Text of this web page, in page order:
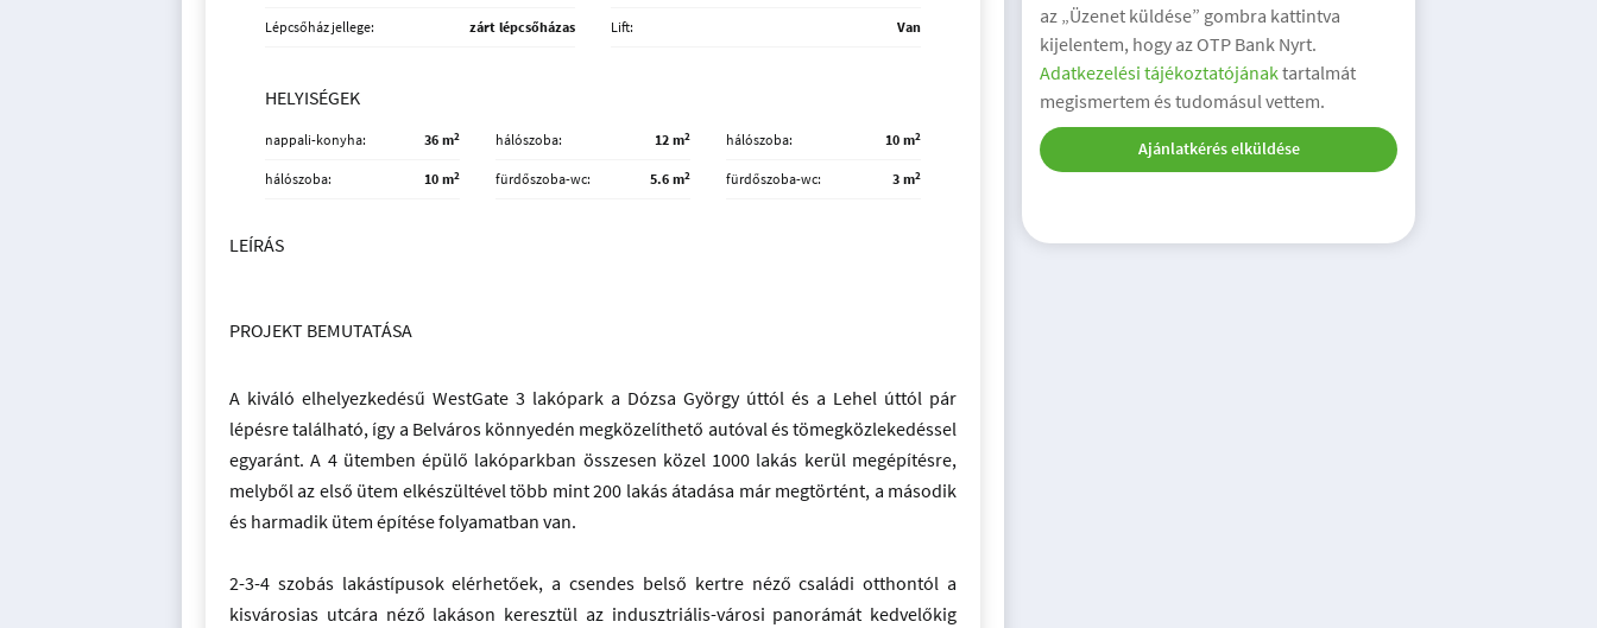
Lépcsőház jellege: zárt lépcsőházas Lift: Van
HELYISÉGEK
nappali-konyha 36 m2 hálószoba 12 m2 hálószoba 10 m2
hálószoba 10 m2 fürdőszoba-wc 5.6 m2 fürdőszoba-wc 3 m2
LEÍRÁS
PROJEKT BEMUTATÁSA
A kiváló elhelyezkedésű WestGate 3 lakópark a Dózsa György úttól és a Lehel úttól pár
lépésre található, így a Belváros könnyedén megközelíthető autóval és tömegközlekedéssel
egyaránt. A 4 ütemben épülő lakóparkban összesen közel 1000 lakás kerül megépítésre,
melyből az első ütem elkészültével több mint 200 lakás átadása már megtörtént, a második
és harmadik ütem építése folyamatban van.
2-3-4 szobás lakástípusok elérhetőek, a csendes belső kertre néző családi otthontól a
kisvárosias utcára néző lakáson keresztül az indusztriális-városi panorámát kedvelőkig
az „Üzenet küldése” gombra kattintva
kijelentem, hogy az OTP Bank Nyrt.
Adatkezelési tájékoztatójának tartalmát
megismertem és tudomásul vettem.
Ajánlatkérés elküldése